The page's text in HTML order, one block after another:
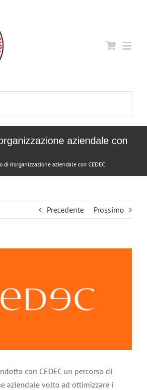
aziendale con
di riorganizzazione aziendale con CEDEC
Precedente Prossimo
con CEDEC un percorso di
aziendale volto ad ottimizzare i